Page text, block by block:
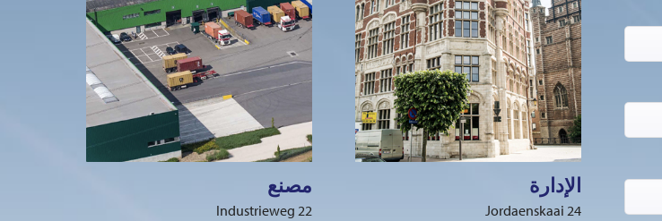
الإدارة
Jordaenskaai 24
مصنع
Industrieweg 22